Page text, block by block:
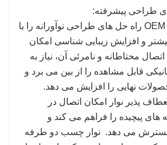
طراحی پیشرفته:
نوار چسب دو طرفه OEM راه حل های طراحی نوآورانه را با
و افزایش زیبایی شناسی امکان
محتاطانه و نامرئی آن، نیاز به
قابل مشاهده را از بین می برد و
نهایی را افزایش می دهد.
پذیر نوار امکان اتصال در
پیچیده را فراهم می کند و
گسترش می دهد. نوار چسب دو طرفه